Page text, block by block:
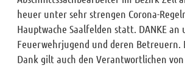
heuer unter sehr strengen Corona-
Hauptwache Saalfelden statt. DANKE an
Feuerwehrjugend und deren Betreuern.
Dank gilt auch den Verantwortlichen von